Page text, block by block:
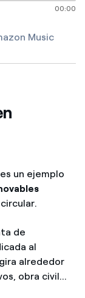
00:00
un ejemplo
de
al
alrededor
obra civil...